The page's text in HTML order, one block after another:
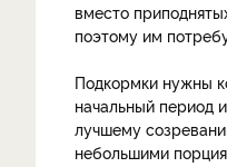
вместо
поэтому им
Подкормки нужны
начальный период
лучшему
небольшими